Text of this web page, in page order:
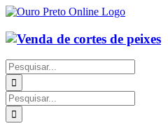
Ir
o
conteúdo
Buscar
resultados
para:
Buscar
resultados
para: